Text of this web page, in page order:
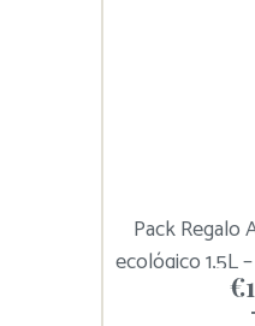
Pack Regalo
ecológico 1,5L
€